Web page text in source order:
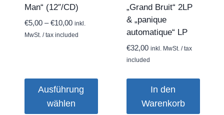
Man“ (12″/CD)
€5,00 –€10,00Preisspanne:
€5,00
inkl.
MwSt. / tax included
Ausführung
wählen
„Grand Bruit“ 2LP
& „panique
automatique“ LP
€32,00 inkl. MwSt. / tax
included
In den
Warenkorb